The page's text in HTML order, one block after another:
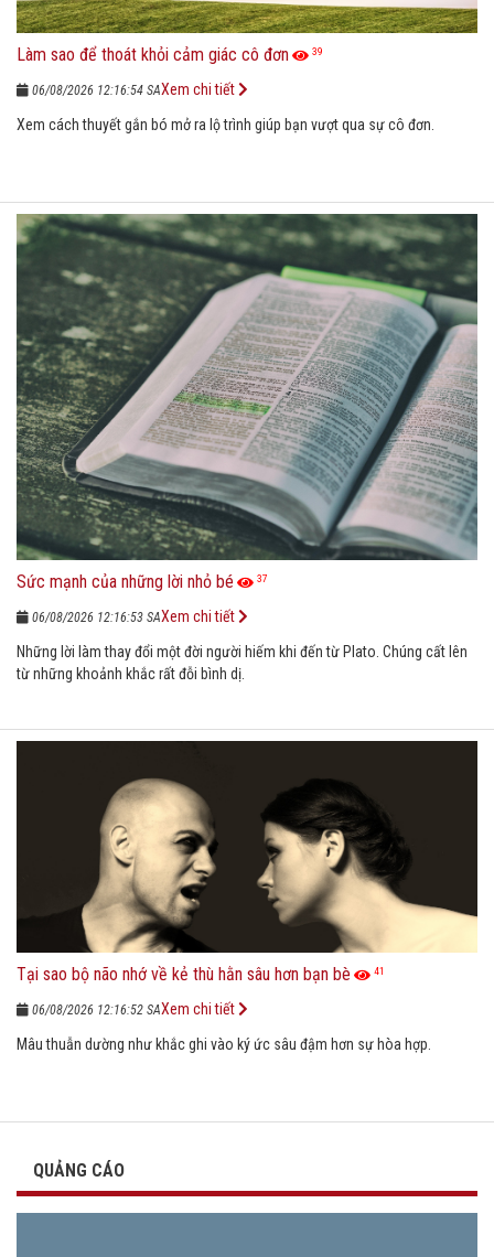
Làm sao để thoát khỏi cảm giác cô đơn 39
06/08/2026 12:16:54 SA
Xem cách thuyết gắn bó mở ra lộ trình giúp bạn vượt qua sự cô đơn.
Xem chi tiết
Sức mạnh của những lời nhỏ bé 37
06/08/2026 12:16:53 SA
Những lời làm thay đổi một đời người hiếm khi đến từ Plato. Chúng cất lên
từ những khoảnh khắc rất đỗi bình dị.
Xem chi tiết
Tại sao bộ não nhớ về kẻ thù hằn sâu hơn bạn bè 41
06/08/2026 12:16:52 SA
Mâu thuẫn dường như khắc ghi vào ký ức sâu đậm hơn sự hòa hợp.
Xem chi tiết
QUẢNG CÁO